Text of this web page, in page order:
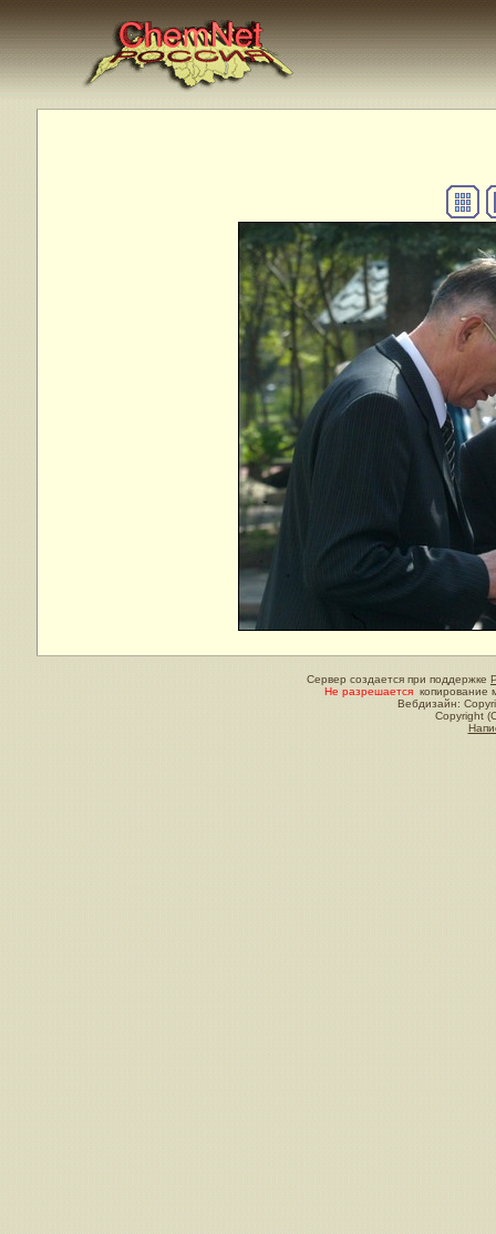
Сервер создается при поддержке
Не разрешается копирование
Вебдизайн:
Copyright